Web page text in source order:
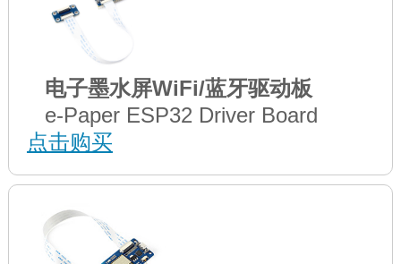
电子墨水屏WiFi/蓝牙驱动板
e-Paper ESP32 Driver Board
点击购买